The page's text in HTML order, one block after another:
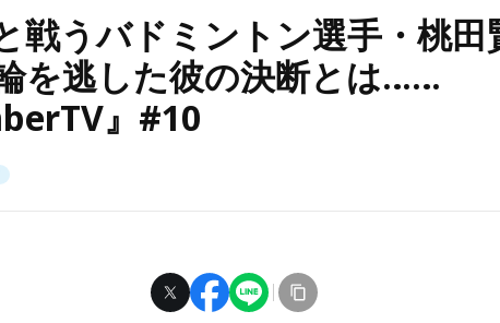
戦うバドミントン選手・桃田
を逃した彼の決断とは……
』#10